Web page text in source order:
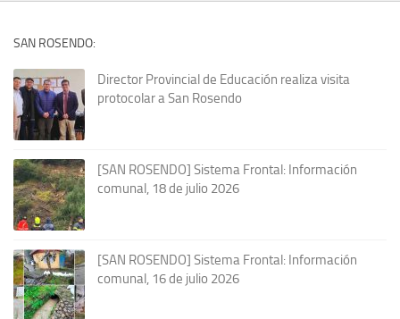
SAN ROSENDO:
Director Provincial de Educación realiza visita
protocolar a San Rosendo
[SAN ROSENDO] Sistema Frontal: Información
comunal, 18 de julio 2026
[SAN ROSENDO] Sistema Frontal: Información
comunal, 16 de julio 2026